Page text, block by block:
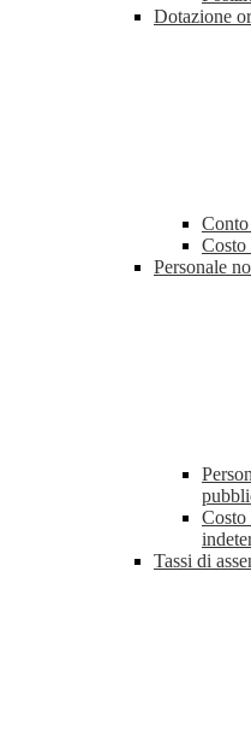
Dotazione
Conto
Costo
Personale
Costo
Tassi di